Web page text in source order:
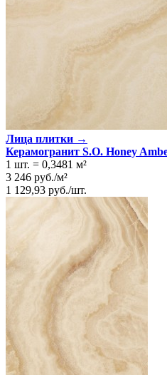
Лица плитки →
Керамогранит S.O. Honey
1 шт. = 0,3481 м²
3 246 руб./м²
1 129,93 руб./шт.